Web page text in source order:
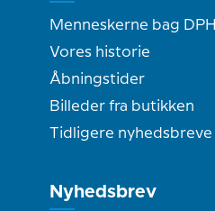
Menneskerne bag DPH
Vores historie
Åbningstider
Billeder fra butikken
Tidligere nyhedsbreve
Nyhedsbrev